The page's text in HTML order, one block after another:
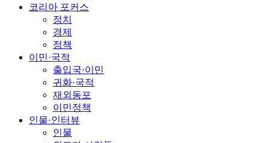
코리아 포커스
정치
경제
정책
이민·국적
출입국·이민
귀화·국적
재외동포
이민정책
인물·인터뷰
인물